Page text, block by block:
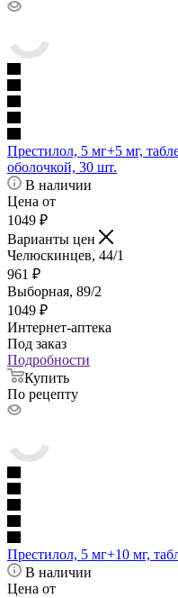
Престилол, 5 мг+5 мг,
оболочкой, 30 шт.
В наличии
Цена от
1049 ₽
Варианты цен
Челюскинцев, 44/1
961 ₽
Выборная, 89/2
1049 ₽
Интернет-аптека
Под заказ
Подробности
Купить
По рецепту
Престилол, 5 мг+10 мг,
В наличии
Цена от